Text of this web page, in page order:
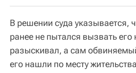
В решении суда указывается,
ранее не пытался вызвать его
разыскивал, а сам
его нашли по месту